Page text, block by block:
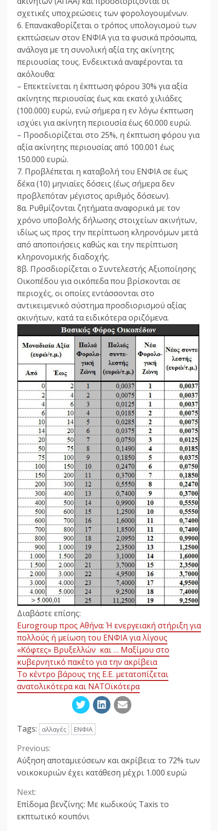
σχετικές υποχρεώσεις των φορολογουμένων.
6. Επανακαθορίζεται ο τρόπος υπολογισμού των
εκπτώσεων στον ΕΝΦΙΑ για τα φυσικά πρόσωπα,
ανάλογα με τη συνολική αξία της ακίνητης
περιουσίας τους. Ενδεικτικά αναφέρονται τα
ακόλουθα:
– Επεκτείνεται η έκπτωση φόρου 30% για αξία
ακίνητης περιουσίας έως και εκατό χιλιάδες
(100.000) ευρώ, ενώ σήμερα η εν λόγω έκπτωση
ισχύει για ακίνητη περιουσία έως 60.000 ευρώ.
– Προσδιορίζεται στο 25%, η έκπτωση φόρου για
αξία ακίνητης περιουσίας από 100.001 έως
150.000 ευρώ.
7. Προβλέπεται η καταβολή του ΕΝΦΙΑ σε έως
δέκα (10) μηνιαίες δόσεις (έως σήμερα δεν
προβλεπόταν μέγιστος αριθμός δόσεων).
8α. Ρυθμίζονται ζητήματα αναφορικά με τον
χρόνο υποβολής δήλωσης στοιχείων ακινήτων,
ιδίως ως προς την περίπτωση κληρονόμων μετά
από αποποιήσεις καθώς και την περίπτωση
κληρονομικής διαδοχής.
8β. Προσδιορίζεται ο Συντελεστής Αξιοποίησης
Οικοπέδου για οικόπεδα που βρίσκονται σε
περιοχές, οι οποίες εντάσσονται στο
αντικειμενικό σύστημα προσδιορισμού αξίας
ακινήτων, κατά τα ειδικότερα οριζόμενα.
Διαβάστε επίσης:
Eurogroup προς Αθήνα: Ή ενεργειακή στήριξη για
πολλούς ή μείωση του ΕΝΦΙΑ για λίγους
«Κόφτες» Βρυξελλών και … Μαξίμου στο
κυβερνητικό πακέτο για την ακρίβεια
Το κέντρο βάρους της Ε.Ε. μετατοπίζεται
ανατολικότερα και ΝΑΤΟϊκότερα
Tags: αλλαγές ΕΝΦΙΑ
Continue
Reading
Previous:
Αύξηση αποταμιεύσεων και ακρίβεια: το 72% των
νοικοκυριών έχει κατάθεση μέχρι 1.000 ευρώ
Next:
Επίδομα βενζίνης: Με κωδικούς Taxis το
εκπτωτικό κουπόνι